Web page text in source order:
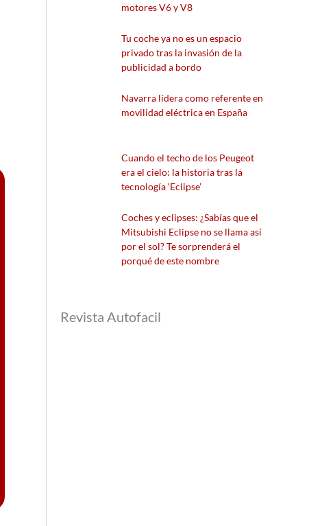
motores V6 y V8
Tu coche ya no es un espacio
privado tras la invasión de la
publicidad a bordo
Navarra lidera como referente en
movilidad eléctrica en España
Cuando el techo de los Peugeot
era el cielo: la historia tras la
tecnología ‘Eclipse’
Coches y eclipses: ¿Sabías que el
Mitsubishi Eclipse no se llama así
por el sol? Te sorprenderá el
porqué de este nombre
Revista Autofacil